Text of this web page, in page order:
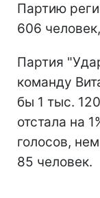
Партию
606
Партия
команду
бы 1 тыс.
отстала на
голосов,
85 человек.